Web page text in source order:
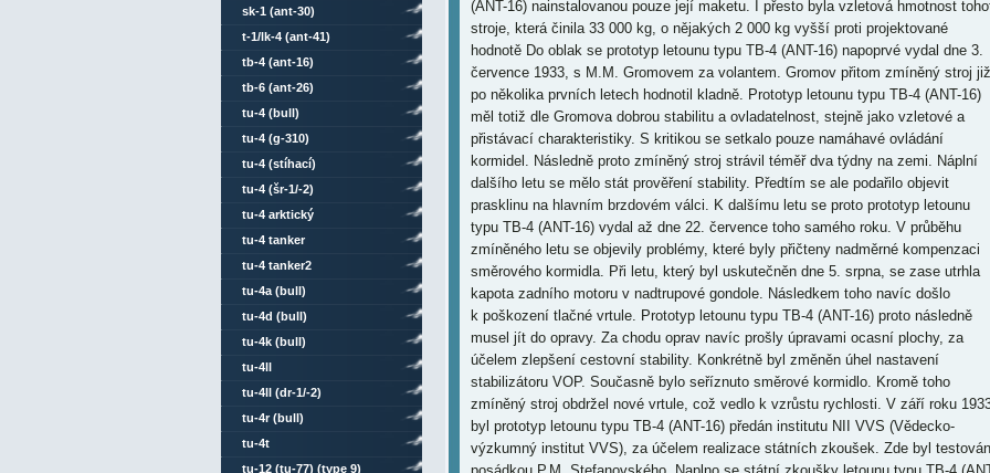
sk-1 (ant-30)
t-1/lk-4 (ant-41)
tb-4 (ant-16)
tb-6 (ant-26)
tu-4 (bull)
tu-4 (g-310)
tu-4 (stíhací)
tu-4 (šr-1/-2)
tu-4 arktický
tu-4 tanker
tu-4 tanker2
tu-4a (bull)
tu-4d (bull)
tu-4k (bull)
tu-4ll
tu-4ll (dr-1/-2)
tu-4r (bull)
tu-4t
tu-12 (tu-77) (type 9)